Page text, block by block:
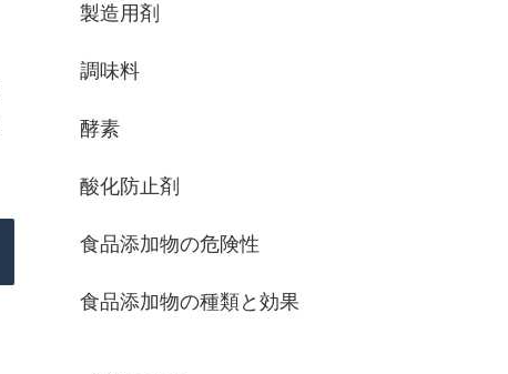
製造用剤
調味料
酵素
酸化防止剤
食品添加物の危険性
食品添加物の種類と効果